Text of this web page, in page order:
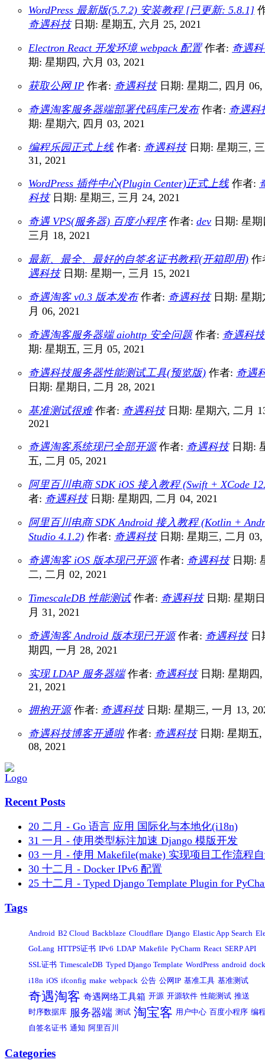
WordPress 最新版(5.7.2) 安装教程 [已更新: 5.8.1]
奇遇科技日期: 星期五, 六月 25, 2021
Electron React 开发环境 webpack 配置作者: 奇遇
期: 星期四, 六月 03, 2021
获取公网 IP 作者: 奇遇科技日期: 星期二, 四月 06,
奇遇淘客服务器端部署代码库已发布作者: 奇遇科
期: 星期六, 四月 03, 2021
编程乐园正式上线 作者: 奇遇科技日期: 星期三,
31, 2021
WordPress 插件中心(Plugin Center)正式上线 作者:
科技日期: 星期三, 三月 24, 2021
奇遇 VPS(服务器) 百度小程序作者: dev 日期: 星
三月 18, 2021
最新、最全、最好的自签名证书教程(开箱即用)
遇科技日期: 星期一, 三月 15, 2021
奇遇淘客 v0.3 版本发布作者: 奇遇科技日期: 星期
月 06, 2021
奇遇淘客服务器端 aiohttp 安全问题作者: 奇遇科技
期: 星期五, 三月 05, 2021
奇遇科技服务器性能测试工具(预览版) 作者: 奇遇
日期: 星期日, 二月 28, 2021
基准测试很难作者: 奇遇科技日期: 星期六, 二月
2021
奇遇淘客系统现已全部开源作者: 奇遇科技日期:
五, 二月 05, 2021
阿里百川电商 SDK iOS 接入教程 (Swift + XCode
者: 奇遇科技日期: 星期四, 二月 04, 2021
阿里百川电商 SDK Android 接入教程 (Kotlin +
Studio 4.1.2) 作者: 奇遇科技日期: 星期三, 二月 03,
奇遇淘客 iOS 版本现已开源作者: 奇遇科技日期:
二, 二月 02, 2021
TimescaleDB 性能测试作者: 奇遇科技日期: 星期
月 31, 2021
奇遇淘客 Android 版本现已开源作者: 奇遇科技日
期四, 一月 28, 2021
实现 LDAP 服务器端作者: 奇遇科技日期: 星期四,
21, 2021
拥抱开源作者: 奇遇科技日期: 星期三, 一月 13,
奇遇科技博客开通啦作者: 奇遇科技日期: 星期五,
08, 2021
Recent Posts
20 二月 - Go 语言 应用 国际化与本地化(i18n)
31 一月 - 使用类型标注加速 Django 模版开发
03 一月 - 使用 Makefile(make) 实现项目工作流程
30 十二月 - Docker IPv6 配置
25 十二月 - Typed Django Template Plugin for
Tags
Android B2 Cloud Backblaze Cloudflare Django Elastic App Search
GoLang HTTPS证书 IPv6 LDAP Makefile PyCharm React SERP API
SSL证书 TimescaleDB Typed Django Template WordPress android
i18n iOS ifconfig make webpack 公告 公网IP 基准工具 基准测试
奇遇淘客 奇遇网络工具箱 开源 开源软件 性能测试 推送
时序数据库 服务器端 测试 淘宝客 用户中心 百度小程序 编
自签名证书 通知 阿里百川
Categories